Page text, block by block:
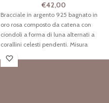
€42,00
Bracciale in argento 925 bagnato in
oro rosa composto da catena con
ciondoli a forma di luna alternati a
corallini celesti pendenti. Misura
regolabile con chiusura a moschettone